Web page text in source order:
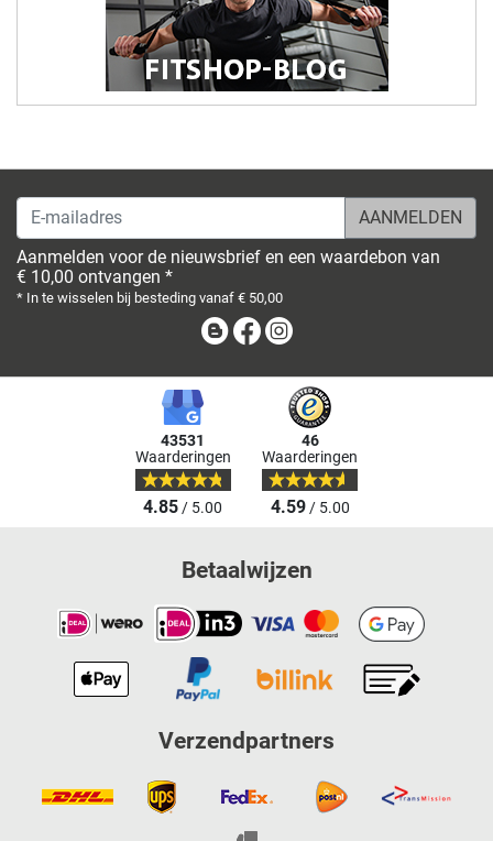
E-mailadres
Aanmelden voor de nieuwsbrief en een waardebon van
€ 10,00 ontvangen *
* In te wisselen bij besteding vanaf € 50,00
BlogFacebook
43531
Waarderingen
4.85/ 5.00
46
Waarderingen
4.59/ 5.00
Betaalwijzen
Verzendpartners